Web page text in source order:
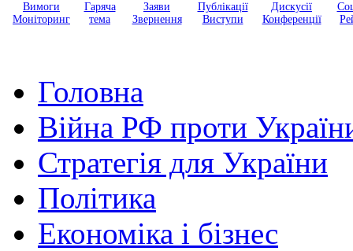
Вимоги
Моніторинг
Гаряча
тема
Заяви
Звернення
Публікації
Виступи
Дискусії
Конференції
Головна
Війна РФ проти
Стратегія для України
Політика
Економіка і бізнес